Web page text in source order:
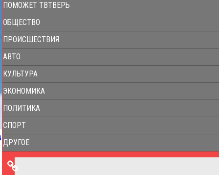
ПОМОЖЕТ ТВТВЕРЬ
ОБЩЕСТВО
ПРОИСШЕСТВИЯ
АВТО
КУЛЬТУРА
ЭКОНОМИКА
ПОЛИТИКА
СПОРТ
ДРУГОЕ